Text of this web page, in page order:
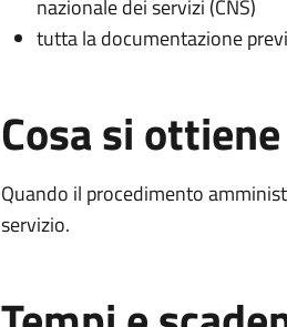
nazionale dei servizi (CNS)
tutta la documentazione
Cosa si ottiene
Quando il procedimento
servizio.